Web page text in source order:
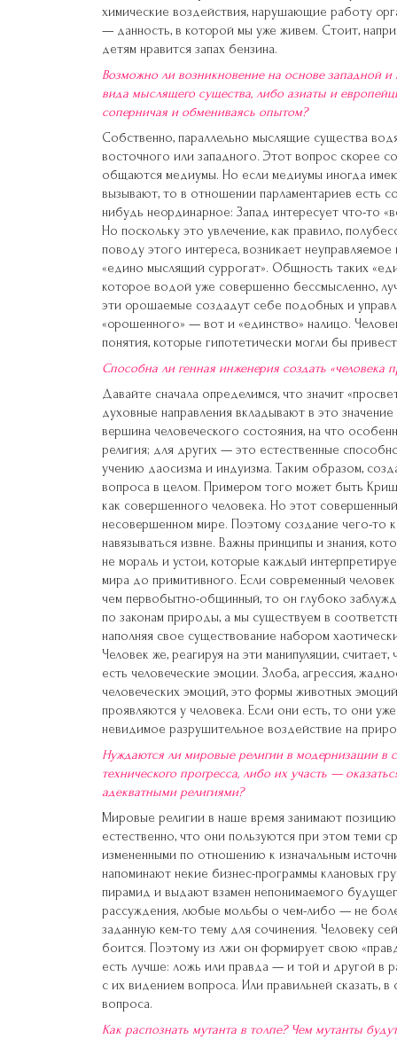
химические воздействия, нарушающие работу
— данность, в которой мы уже живем. Стоит,
детям нравится запах бензина.
Возможно ли возникновение на основе западной и
вида мыслящего существа, либо азиаты и
соперничая и обмениваясь опытом?
Собственно, параллельно мыслящие существа
восточного или западного. Этот вопрос скорее
общаются медиумы. Но если медиумы иногда
вызывают, то в отношении парламентариев есть
нибудь неординарное: Запад интересует что-то
Но поскольку это увлечение, как правило,
поводу этого интереса, возникает
«едино мыслящий суррогат». Общность таких
которое водой уже совершенно бессмысленно,
эти орошаемые создадут себе подобных и
«орошенного» — вот и «единство» налицо.
понятия, которые гипотетически могли бы
Способна ли генная инженерия создать «человека
Давайте сначала определимся, что значит
духовные направления вкладывают в это
вершина человеческого состояния, на что
религия; для других — это естественные
учению даосизма и индуизма. Таким образом,
вопроса в целом. Примером того может быть
как совершенного человека. Но этот
несовершенном мире. Поэтому создание чего-то
навязываться извне. Важны принципы и знания,
не мораль и устои, которые каждый
мира до примитивного. Если современный
чем первобытно-общинный, то он глубоко
по законам природы, а мы существуем в
наполняя свое существование набором
Человек же, реагируя на эти манипуляции,
есть человеческие эмоции. Злоба, агрессия,
человеческих эмоций, это формы животных
проявляются у человека. Если они есть, то они
невидимое разрушительное воздействие на
Нуждаются ли мировые религии в модернизации в
технического прогресса, либо их участь —
адекватными религиями?
Мировые религии в наше время занимают
естественно, что они пользуются при этом теми
измененными по отношению к изначальным
напоминают некие бизнес-программы клановых
пирамид и выдают взамен непонимаемого
рассуждения, любые мольбы о чем-либо — не
заданную кем-то тему для сочинения. Человеку
боится. Поэтому из лжи он формирует свою
есть лучше: ложь или правда — и той и другой в
с их видением вопроса. Или правильней сказать,
вопроса.
Как распознать мутанта в толпе? Чем мутанты